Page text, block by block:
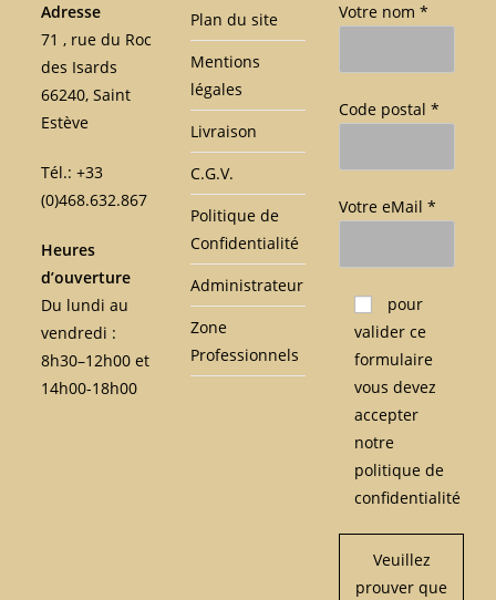
Adresse
71 , rue du Roc
des Isards
66240, Saint
Estève
Tél.: +33
(0)468.632.867
Heures
d’ouverture
Du lundi au
vendredi :
8h30–12h00 et
14h00-18h00
Plan du site
Mentions
légales
Livraison
C.G.V.
Politique de
Confidentialité
Administrateur
Zone
Professionnels
Votre nom *
Code postal *
Votre eMail *
Veuillez laisser ce
pour
valider ce
formulaire
vous devez
accepter
notre
politique de
confidentialité
Veuillez
prouver que